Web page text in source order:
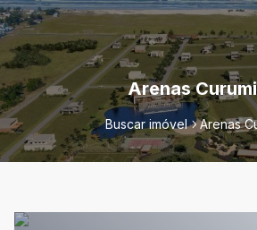
Arenas
Buscar imóvel Arenas